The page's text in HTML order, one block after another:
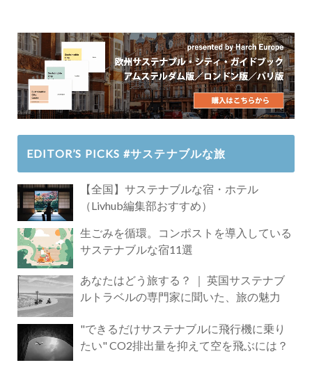
EDITOR’S PICKS #サステナブルな旅
【全国】サステナブルな宿・ホテル
（Livhub編集部おすすめ）
生ごみを循環。コンポストを導入している
サステナブルな宿11選
あなたはどう旅する？ ｜ 英国サステナブ
ルトラベルの専門家に聞いた、旅の魅力
"できるだけサステナブルに飛行機に乗り
たい" CO2排出量を抑えて空を飛ぶには？